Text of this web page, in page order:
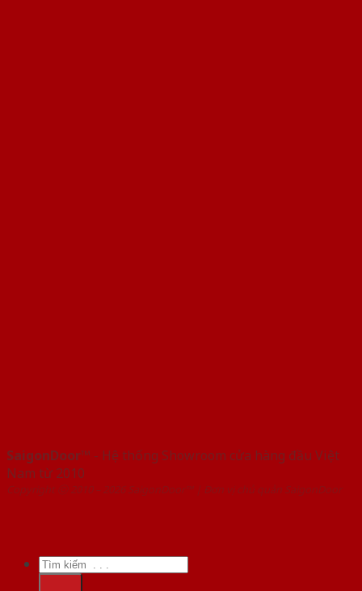
SaigonDoor™ - Hệ thống Showroom cửa hàng đầu Việt
Nam từ 2010
Copyright ⓒ 2010 – 2026 SaigonDoor™ | Đơn vị chủ quản SaigonDoor
Tìm
kiếm: